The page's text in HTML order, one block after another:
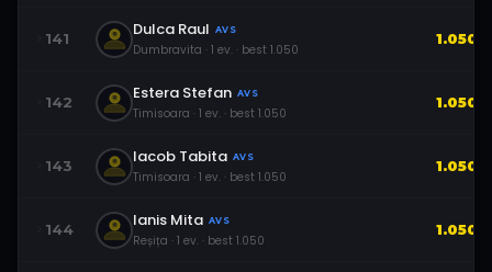
141 Dulca Raul AVS
Dumbravita · 1 ev. · best 1.050
1.050
142 Estera Stefan AVS
Timisoara · 1 ev. · best 1.050
1.050
143 Iacob Tabita AVS
Timisoara · 1 ev. · best 1.050
1.050
144 Ianis Mita AVS
Reșița · 1 ev. · best 1.050
1.050